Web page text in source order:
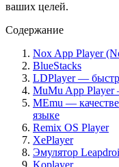
ваших целей.
Содержание
Nox App Player
BlueStacks
LDPlayer —
MuMu App
MEmu —
языке
Remix OS Player
XePlayer
Эмулятор
Koplayer